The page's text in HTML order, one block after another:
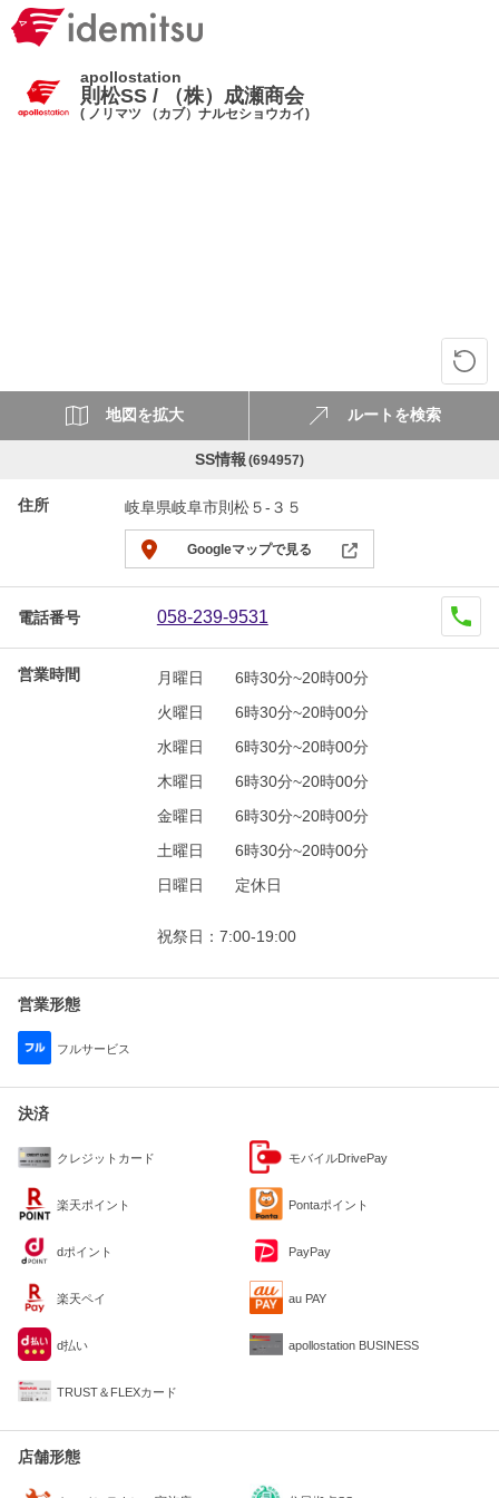
apollostation
則松SS / （株）成瀬商会
( ノリマツ （カブ）ナルセショウカイ)
SS情報 (694957)
住所 岐阜県岐阜市則松５-３５
Googleマップで見る
電話番号 058-239-9531
営業時間 月曜日
6時30分~20時00分
火曜日
6時30分~20時00分
水曜日
6時30分~20時00分
木曜日
6時30分~20時00分
金曜日
6時30分~20時00分
土曜日
6時30分~20時00分
日曜日
定休日
祝祭日：7:00-19:00
地図を拡大 ルートを検索
営業形態
フルサービス
決済
クレジットカード モバイルDrivePay
楽天ポイント Pontaポイント
dポイント PayPay
楽天ペイ au PAY
d払い apollostation BUSINESS
TRUST＆FLEXカード
店舗形態